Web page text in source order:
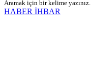
Aramak için bir kelime yazınız.
HABER İHBAR